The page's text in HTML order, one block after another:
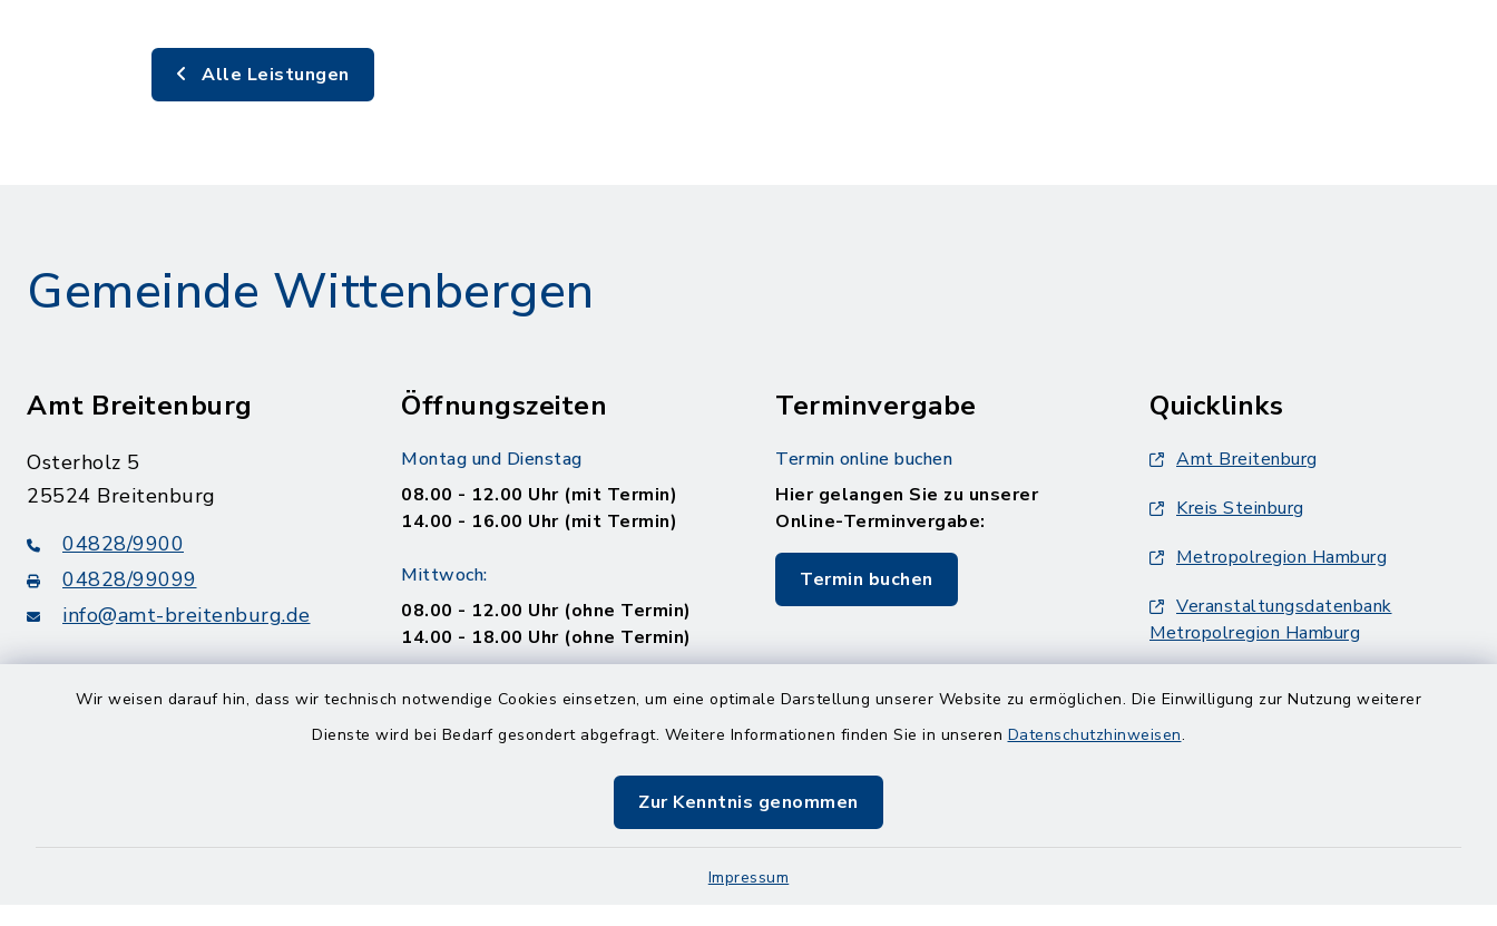
Wir weisen darauf hin, dass wir technisch notwendige Cookies einsetzen, um eine optimale Darstellung unserer Website zu ermöglichen. Die Einwilligung zur Nutzung weiterer
Dienste wird bei Bedarf gesondert abgefragt. Weitere Informationen finden Sie in unseren Datenschutzhinweisen.
Zur Kenntnis genommen
Impressum
Alle Leistungen
Gemeinde Wittenbergen
Amt Breitenburg
Osterholz 5
25524 Breitenburg
04828/9900
04828/99099
info@amt-breitenburg.de
Öffnungszeiten
Montag und Dienstag
08.00 - 12.00 Uhr (mit Termin)
14.00 - 16.00 Uhr (mit Termin)
Mittwoch:
08.00 - 12.00 Uhr (ohne Termin)
14.00 - 18.00 Uhr (ohne Termin)
Donnerstag:
geschlossen
08.00 - 12.00 Uhr (mit Termin)
Terminvergabe
Termin online buchen
Hier gelangen Sie zu unserer
Online-Terminvergabe:
Termin buchen
Quicklinks
Amt Breitenburg
Kreis Steinburg
Metropolregion Hamburg
Veranstaltungsdatenbank
Metropolregion Hamburg